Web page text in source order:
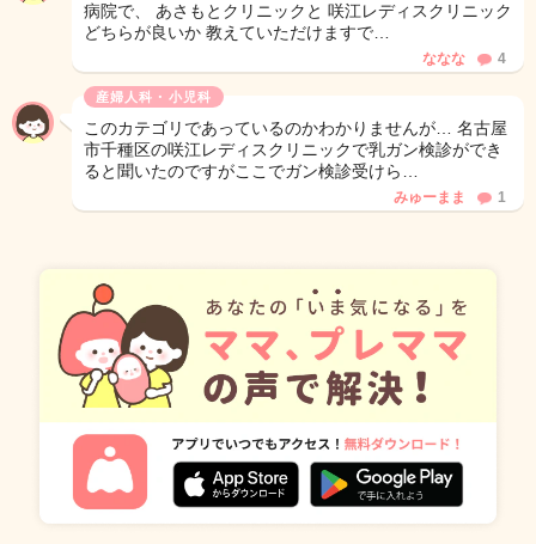
病院で、 あさもとクリニックと 咲江レディスクリニック
どちらが良いか 教えていただけますで…
ななな 4
産婦人科・小児科
このカテゴリであっているのかわかりませんが… 名古屋
市千種区の咲江レディスクリニックで乳ガン検診ができ
ると聞いたのですがここでガン検診受けら…
みゅーまま 1